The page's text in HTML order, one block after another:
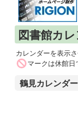
図書館カ
カレンダーを表示
マークは休館日
鶴見カレンダー